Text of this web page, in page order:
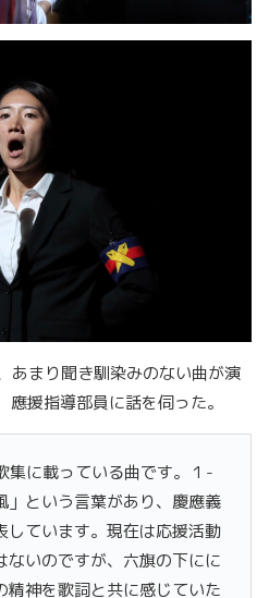
あまり聞き馴染みのない曲が演
援指導部員に話を伺った。
に載っている曲です。１ -
」という言葉があり、慶應義
しています。現在は応援活動
ないのですが、六旗の下にに
精神を歌詞と共に感じていた